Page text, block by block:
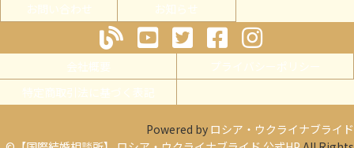
お問い合わせ
お知らせ
会社概要
プライバシーポリシー
特定商取引法に基づく表記
Powered by ロシア・ウクライナブライド